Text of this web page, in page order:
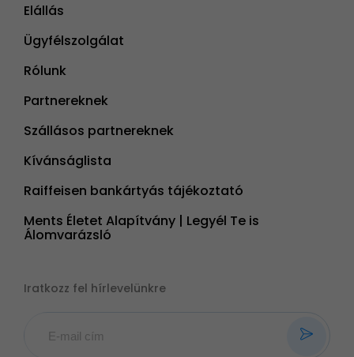
Elállás
Ügyfélszolgálat
Rólunk
Partnereknek
Szállásos partnereknek
Kívánságlista
Raiffeisen bankártyás tájékoztató
Ments Életet Alapítvány | Legyél Te is
Álomvarázsló
Iratkozz fel hírlevelünkre